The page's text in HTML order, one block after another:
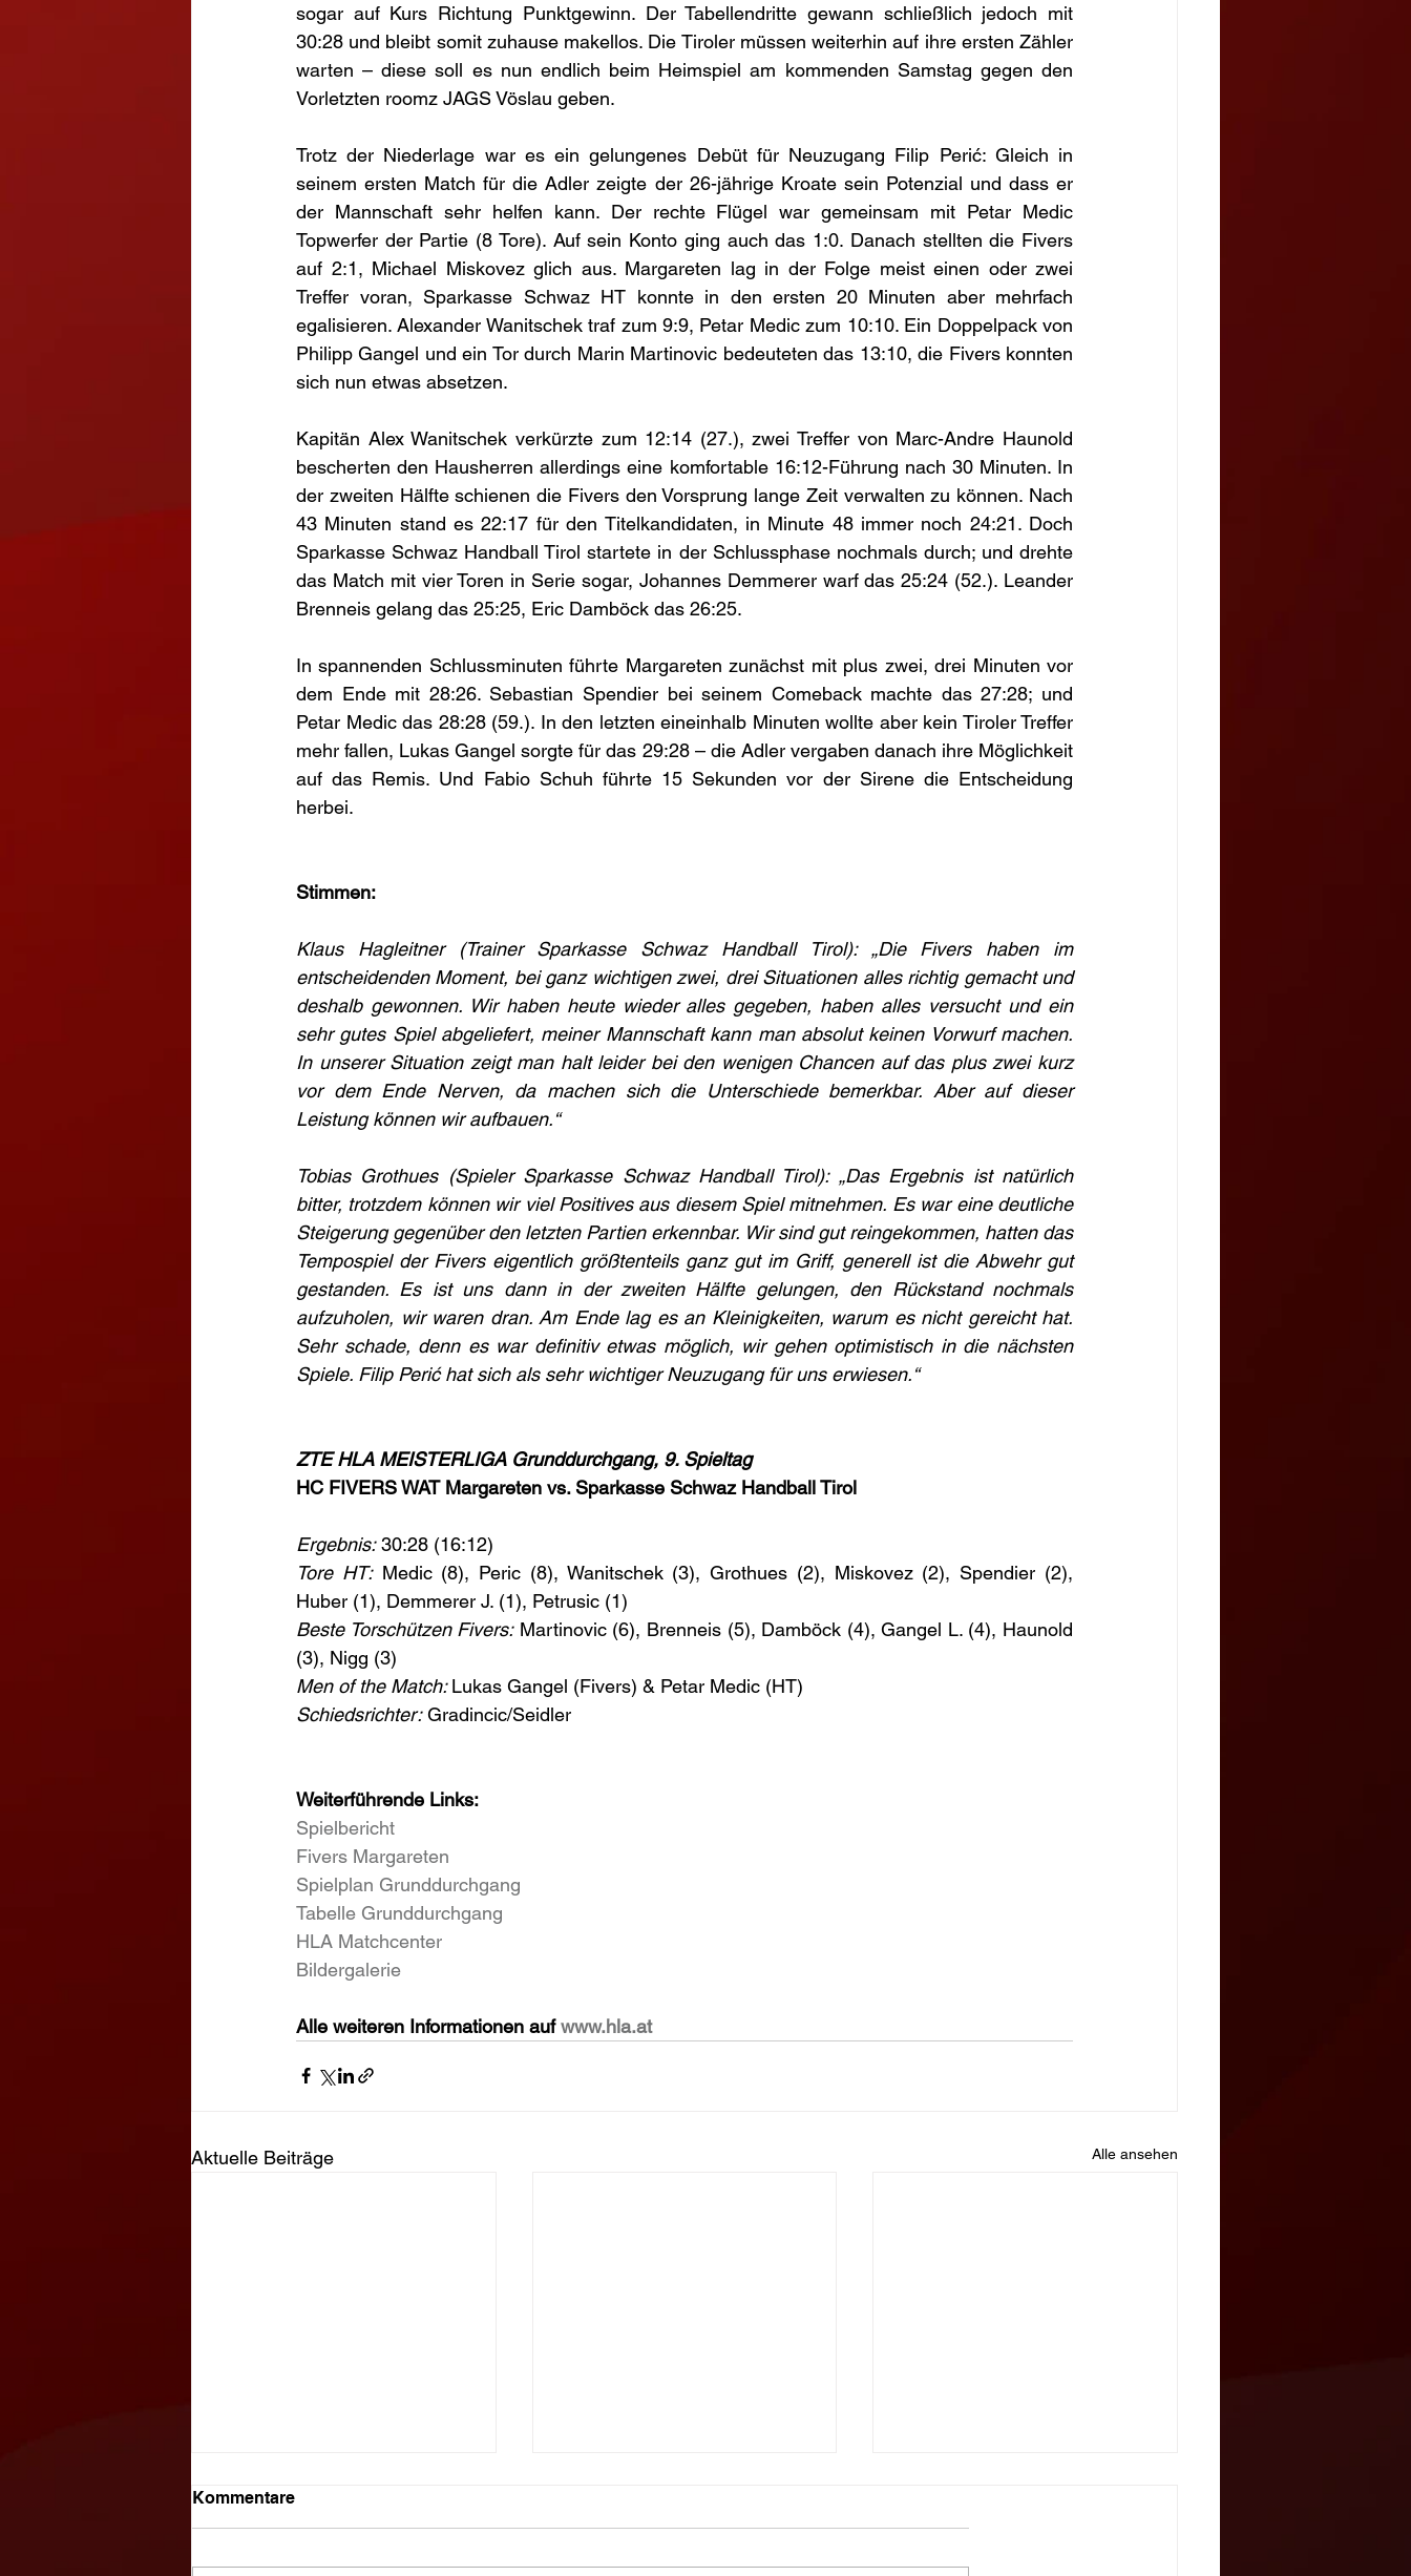
sogar auf Kurs Richtung Punktgewinn. Der Tabellendritte gewann schließlich jedoch mit
30:28 und bleibt somit zuhause makellos. Die Tiroler müssen weiterhin auf ihre ersten Zähler
warten – diese soll es nun endlich beim Heimspiel am kommenden Samstag gegen den
Vorletzten roomz JAGS Vöslau geben.
Trotz der Niederlage war es ein gelungenes Debüt für Neuzugang Filip Perić: Gleich in
seinem ersten Match für die Adler zeigte der 26-jährige Kroate sein Potenzial und dass er
der Mannschaft sehr helfen kann. Der rechte Flügel war gemeinsam mit Petar Medic
Topwerfer der Partie (8 Tore). Auf sein Konto ging auch das 1:0. Danach stellten die Fivers
auf 2:1, Michael Miskovez glich aus. Margareten lag in der Folge meist einen oder zwei
Treffer voran, Sparkasse Schwaz HT konnte in den ersten 20 Minuten aber mehrfach
egalisieren. Alexander Wanitschek traf zum 9:9, Petar Medic zum 10:10. Ein Doppelpack von
Philipp Gangel und ein Tor durch Marin Martinovic bedeuteten das 13:10, die Fivers konnten
sich nun etwas absetzen.
Kapitän Alex Wanitschek verkürzte zum 12:14 (27.), zwei Treffer von Marc-Andre Haunold
bescherten den Hausherren allerdings eine komfortable 16:12-Führung nach 30 Minuten. In
der zweiten Hälfte schienen die Fivers den Vorsprung lange Zeit verwalten zu können. Nach
43 Minuten stand es 22:17 für den Titelkandidaten, in Minute 48 immer noch 24:21. Doch
Sparkasse Schwaz Handball Tirol startete in der Schlussphase nochmals durch; und drehte
das Match mit vier Toren in Serie sogar, Johannes Demmerer warf das 25:24 (52.). Leander
Brenneis gelang das 25:25, Eric Damböck das 26:25.
In spannenden Schlussminuten führte Margareten zunächst mit plus zwei, drei Minuten vor
dem Ende mit 28:26. Sebastian Spendier bei seinem Comeback machte das 27:28; und
Petar Medic das 28:28 (59.). In den letzten eineinhalb Minuten wollte aber kein Tiroler Treffer
mehr fallen, Lukas Gangel sorgte für das 29:28 – die Adler vergaben danach ihre Möglichkeit
auf das Remis. Und Fabio Schuh führte 15 Sekunden vor der Sirene die Entscheidung
herbei.
Stimmen:
Klaus Hagleitner (Trainer Sparkasse Schwaz Handball Tirol): „Die Fivers haben im
entscheidenden Moment, bei ganz wichtigen zwei, drei Situationen alles richtig gemacht und
deshalb gewonnen. Wir haben heute wieder alles gegeben, haben alles versucht und ein
sehr gutes Spiel abgeliefert, meiner Mannschaft kann man absolut keinen Vorwurf machen.
In unserer Situation zeigt man halt leider bei den wenigen Chancen auf das plus zwei kurz
vor dem Ende Nerven, da machen sich die Unterschiede bemerkbar. Aber auf dieser
Leistung können wir aufbauen.“
Tobias Grothues (Spieler Sparkasse Schwaz Handball Tirol): „Das Ergebnis ist natürlich
bitter, trotzdem können wir viel Positives aus diesem Spiel mitnehmen. Es war eine deutliche
Steigerung gegenüber den letzten Partien erkennbar. Wir sind gut reingekommen, hatten das
Tempospiel der Fivers eigentlich größtenteils ganz gut im Griff, generell ist die Abwehr gut
gestanden. Es ist uns dann in der zweiten Hälfte gelungen, den Rückstand nochmals
aufzuholen, wir waren dran. Am Ende lag es an Kleinigkeiten, warum es nicht gereicht hat.
Sehr schade, denn es war definitiv etwas möglich, wir gehen optimistisch in die nächsten
Spiele. Filip Perić hat sich als sehr wichtiger Neuzugang für uns erwiesen.“
ZTE HLA MEISTERLIGA Grunddurchgang, 9. Spieltag
HC FIVERS WAT Margareten vs. Sparkasse Schwaz Handball Tirol
Ergebnis: 30:28 (16:12)
Tore HT: Medic (8), Peric (8), Wanitschek (3), Grothues (2), Miskovez (2), Spendier (2),
Huber (1), Demmerer J. (1), Petrusic (1)
Beste Torschützen Fivers: Martinovic (6), Brenneis (5), Damböck (4), Gangel L. (4), Haunold
(3), Nigg (3)
Men of the Match: Lukas Gangel (Fivers) & Petar Medic (HT)
Schiedsrichter: Gradincic/Seidler
Weiterführende Links:
Spielbericht
Fivers Margareten
Spielplan Grunddurchgang
Tabelle Grunddurchgang
HLA Matchcenter
Bildergalerie
Alle weiteren Informationen auf www.hla.at
Aktuelle Beiträge Alle ansehen
Kommentare